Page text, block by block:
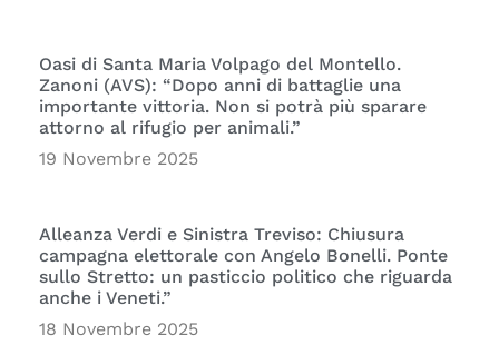
Oasi di Santa Maria Volpago del Montello.
Zanoni (AVS): “Dopo anni di battaglie una
importante vittoria. Non si potrà più sparare
attorno al rifugio per animali.”
19 Novembre 2025
Alleanza Verdi e Sinistra Treviso: Chiusura
campagna elettorale con Angelo Bonelli. Ponte
sullo Stretto: un pasticcio politico che riguarda
anche i Veneti.”
18 Novembre 2025